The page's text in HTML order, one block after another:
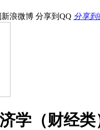
浪微博 分享到QQ 分享到
济学（财经